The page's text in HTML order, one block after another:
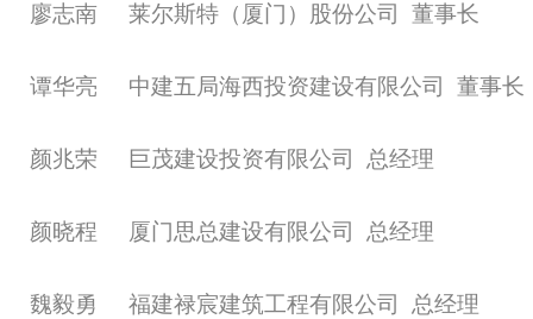
廖志南 莱尔斯特（厦门）股份公司 董事长
谭华亮 中建五局海西投资建设有限公司 董事长
颜兆荣 巨茂建设投资有限公司 总经理
颜晓程 厦门思总建设有限公司 总经理
魏毅勇 福建禄宸建筑工程有限公司 总经理